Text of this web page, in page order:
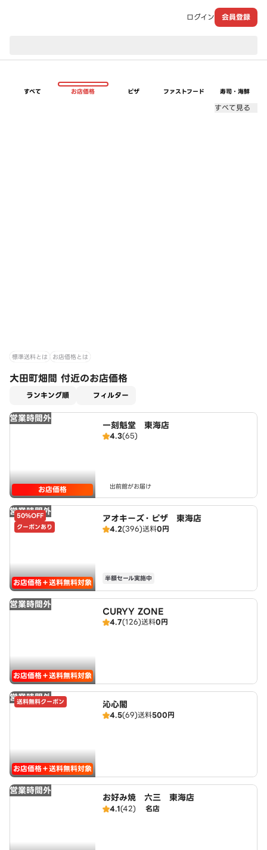
ログイン 会員登録
すべて お店価格 ピザ ファストフード 寿司・海鮮
すべて見る
標準送料とは お店価格とは
大田町畑間 付近のお店価格
ランキング順 フィルター
営業時間外
お店価格
一刻魁堂 東海店
4.3(65)
出前館がお届け
営業時間外
50%OFF
クーポンあり
お店価格＋送料無料対象
アオキーズ・ピザ 東海店
4.2(396)送料0円
半額セール実施中
営業時間外
お店価格＋送料無料対象
CURYY ZONE
4.7(126)送料0円
営業時間外
送料無料クーポン
お店価格＋送料無料対象
沁心閣
4.5(69)送料500円
営業時間外
お好み焼 六三 東海店
4.1(42) 名店